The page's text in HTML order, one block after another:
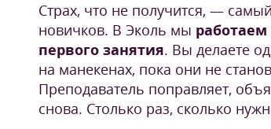
Страх, что не получится, —
новичков. В Эколь мы работаем
первого занятия. Вы делаете
на манекенах, пока они не
Преподаватель поправляет,
снова. Столько раз, сколько